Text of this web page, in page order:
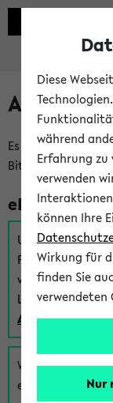
Es gibt mehrere
Bitte wählen Sie
eKVV für
Um sich einen
Funktionen des
verwenden Sie
Login:
Anmeldung zum
Wenn Sie (noch)
eKVV auch über
Diese
während
Erfahrung zu
verwenden
können Ihre
Wirkung für
finden Sie
verwendeten
Nur